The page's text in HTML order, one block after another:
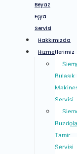
Beyaz
Eşya
Servisi
Hakkımızda
Hizmetlerimiz
Bulaşık
Servisi
Tamir
Servisi